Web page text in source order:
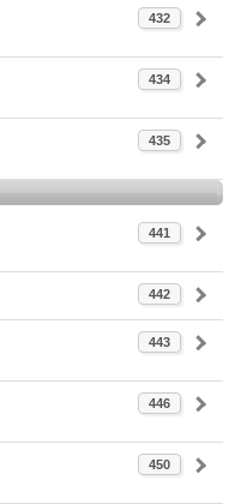
432
434
435
441
442
443
446
450